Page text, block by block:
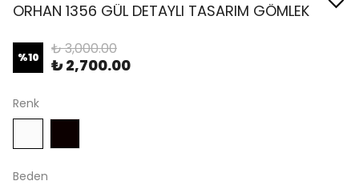
ORHAN 1356 GÜL DETAYLI TASARIM GÖMLEK
%10 ₺ 3,000.00
₺ 2,700.00
Renk
Beden